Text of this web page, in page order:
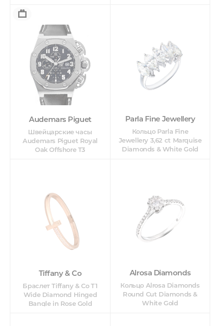
Audemars Piguet
Швейцарские часы
Audemars Piguet Royal
Oak Offshore T3
Parla Fine Jewellery
Кольцо Parla Fine
Jewellery 3,62 ct Marquise
Diamonds & White Gold
Tiffany & Co
Браслет Tiffany & Co T1
Wide Diamond Hinged
Bangle in Rose Gold
Alrosa Diamonds
Кольцо Alrosa Diamonds
Round Cut Diamonds &
White Gold